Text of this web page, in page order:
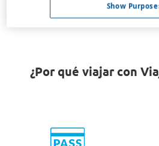
VER TODOS LOS HOTELES
¿Por qué viajar con
Show